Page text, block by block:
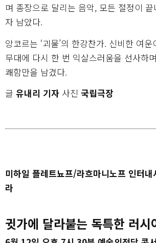
며 종장으로 달리는 음악, 모든 절정이
자 남았다.
앙코르는 ‘괴물’의 한강찬가. 신비한 여
무대에 다시 한 번 익살스러움을 선사하
쾌함만을 남겼다.
글 유내리 기자 사진 국립극장
미하일 플레트뇨프/라흐마니노프 인터내
라
귓가에 달라붙는 독특한 러시